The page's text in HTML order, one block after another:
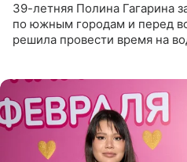
39-летняя Полина Гагарина
по южным городам и перед
решила провести время на